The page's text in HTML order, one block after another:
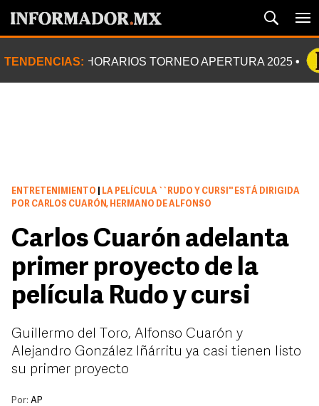
TENDENCIAS: HORARIOS TORNEO APERTURA 2025
ENTRETENIMIENTO
LA PELÍCULA ``RUDO Y CURSI'' ESTÁ DIRIGIDA
POR CARLOS CUARÓN, HERMANO DE ALFONSO
Carlos Cuarón adelanta
primer proyecto de la
película Rudo y cursi
Guillermo del Toro, Alfonso Cuarón y
Alejandro González Iñárritu ya casi tienen listo
su primer proyecto
Por: AP